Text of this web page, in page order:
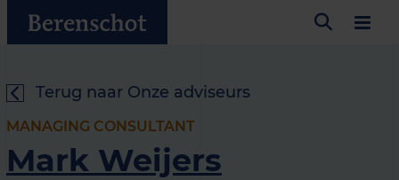
Terug naar Onze adviseurs
MANAGING CONSULTANT
Mark Weijers